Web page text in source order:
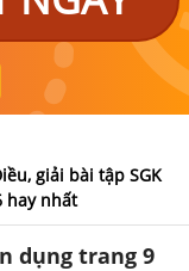
giải bài tập SGK
hay nhất
dụng trang 9